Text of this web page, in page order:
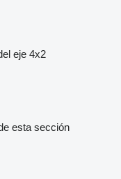
eje 4x2
esta sección